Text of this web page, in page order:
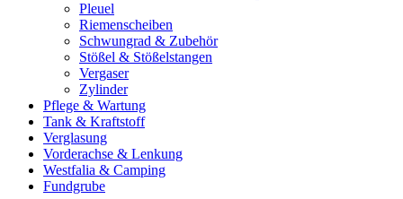
Pleuel
Riemenscheiben
Schwungrad & Zubehör
Stößel & Stößelstangen
Vergaser
Zylinder
Pflege & Wartung
Tank & Kraftstoff
Verglasung
Vorderachse & Lenkung
Westfalia & Camping
Fundgrube